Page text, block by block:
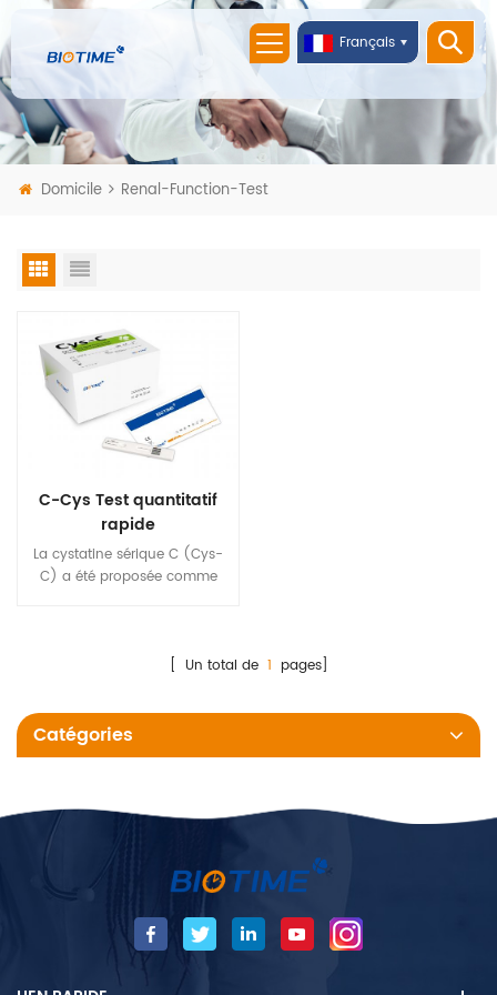
Français
Domicile Renal-Function-Test
C-Cys Test quantitatif
rapide
La cystatine sérique C (Cys-
C) a été proposée comme
(créatinine) est largement
filtration glomérulaire, mais sa
sécrétion tubulaire, sa
dépendance à la masse
inflammatoires et les
interférences analytiques
peuvent limiter son utilité.
Ainsi, Cys-C a été proposé
biomarqueur de la fonction
rénale.
[ Un total de 1 pages]
Catégories